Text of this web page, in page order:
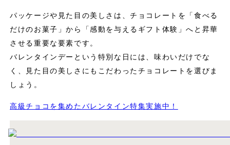
パッケージや見た目の美しさは、チョコレートを「食べる
だけのお菓子」から「感動を与えるギフト体験」へと昇華
させる重要な要素です。
バレンタインデーという特別な日には、味わいだけでな
く、見た目の美しさにもこだわったチョコレートを選びま
しょう。
高級チョコを集めたバレンタイン特集実施中！